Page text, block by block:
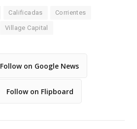
Calificadas Corrientes
Village Capital
Follow on Google News
Follow on Flipboard